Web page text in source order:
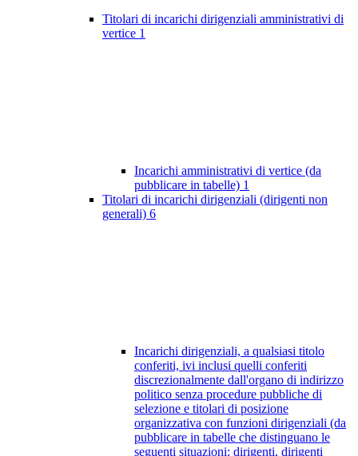
Titolari di incarichi dirigenziali amministrativi di
vertice 1
Incarichi amministrativi di vertice (da
pubblicare in tabelle) 1
Titolari di incarichi dirigenziali (dirigenti non
generali) 6
Incarichi dirigenziali, a qualsiasi titolo
conferiti, ivi inclusi quelli conferiti
discrezionalmente dall'organo di indirizzo
politico senza procedure pubbliche di
selezione e titolari di posizione
organizzativa con funzioni dirigenziali (da
pubblicare in tabelle che distinguano le
seguenti situazioni: dirigenti, dirigenti